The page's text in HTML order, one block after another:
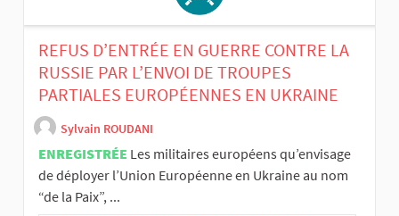
REFUS D’ENTRÉE EN GUERRE CONTRE LA
RUSSIE PAR L’ENVOI DE TROUPES
PARTIALES EUROPÉENNES EN UKRAINE
Sylvain ROUDANI
ENREGISTRÉE Les militaires européens qu’envisage
de déployer l’Union Européenne en Ukraine au nom
“de la Paix”, ...